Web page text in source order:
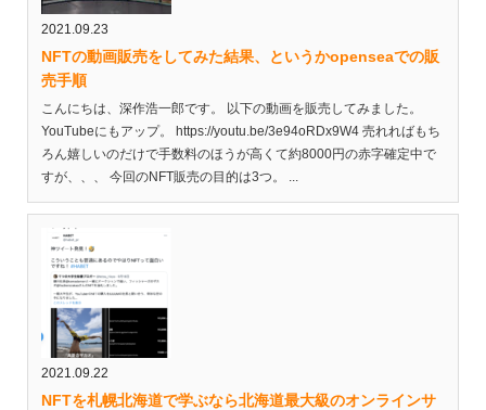
2021.09.23
NFTの動画販売をしてみた結果、というかopenseaでの販
売手順
こんにちは、深作浩一郎です。 以下の動画を販売してみました。
YouTubeにもアップ。 https://youtu.be/3e94oRDx9W4 売れればもち
ろん嬉しいのだけで手数料のほうが高くて約8000円の赤字確定中で
すが、、、 今回のNFT販売の目的は3つ。 ...
2021.09.22
NFTを札幌北海道で学ぶなら北海道最大級のオンラインサ